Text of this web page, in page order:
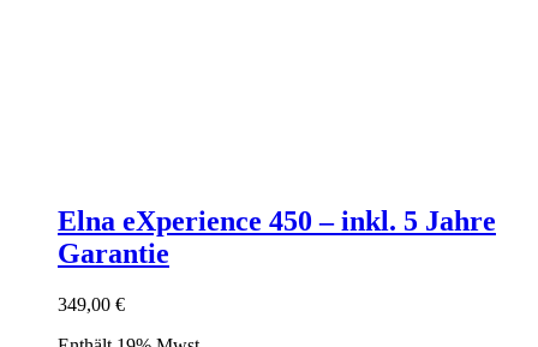
Elna eXperience 450 – inkl. 5 Jahre
Garantie
349,00 €